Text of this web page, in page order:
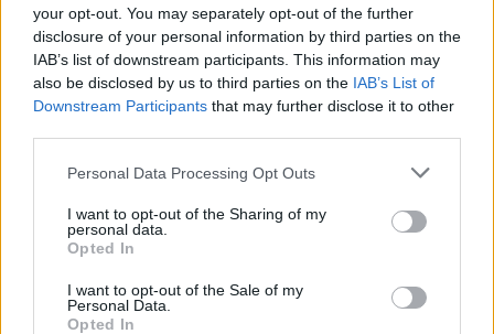
your opt-out. You may separately opt-out of the further
disclosure of your personal information by third parties on the
IAB’s list of downstream participants. This information may
also be disclosed by us to third parties on the IAB’s List of
Downstream Participants that may further disclose it to other
Please note that this website/app uses one or more Google
not limited to your visit or usage behaviour. You may click to
grant or deny consent to Google and its third-party tags to
use your data for below specified purposes in below Google
consent section.
Personal Data Processing Opt Outs
I want to opt-out of the Sharing of my
personal data.
Opted In
I want to opt-out of the Sale of my
Personal Data.
Opted In